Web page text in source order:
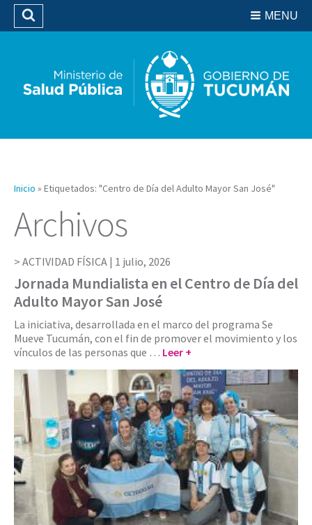
Biblioteca
MENU
Buscar
Inicio » Etiquetados: "Centro de Día del Adulto Mayor San José"
Archivos
ACTIVIDAD FÍSICA | 1 julio, 2026
Jornada Mundialista en el Centro de Día del
Adulto Mayor San José
La iniciativa, desarrollada en el marco del programa Se
Mueve Tucumán, con el fin de promover el movimiento y los
vínculos de las personas que … Leer +